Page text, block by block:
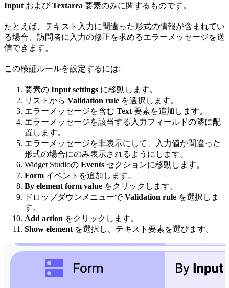
Input およびTextarea 要素のみに関するものです。
たとえば、テキスト入力に間違った形式の情報が含まれてい
る場合、訪問者に入力の修正を求めるエラーメッセージを送
信できます。
この検証ルールを設定するには:
要素の Input settings に移動します。
リストから Validation rule を選択します。
エラーメッセージを含む Text 要素を追加します。
エラーメッセージを該当する入力フィールドの隣に配
置します。
エラーメッセージを非表示にして、入力値が間違った
形式の場合にのみ表示されるようにします。
Widget Studioの Events セクションに移動します。
Form イベントを追加します。
By element form value をクリックします。
ドロップダウンメニューでValidation rule を選択しま
す。
Add action をクリックします。
Show element を選択し、テキスト要素を選びます。